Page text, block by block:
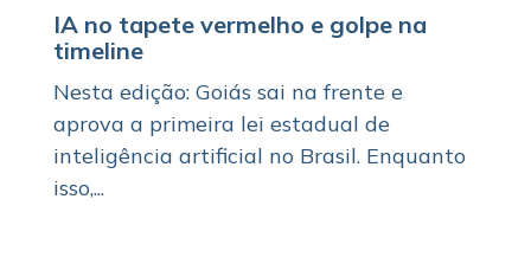
IA no tapete vermelho e golpe na
timeline
Nesta edição: Goiás sai na frente e
aprova a primeira lei estadual de
inteligência artificial no Brasil. Enquanto
isso,...